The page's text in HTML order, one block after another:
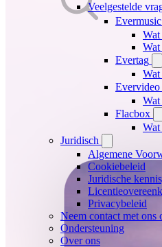
Veelgestelde
Evermusic
Evertag
Evervideo
Flacbox
Juridisch
Algemene
Cookiebeleid
Juridische
Privacybeleid
Neem contact met ons
Ondersteuning
Over ons